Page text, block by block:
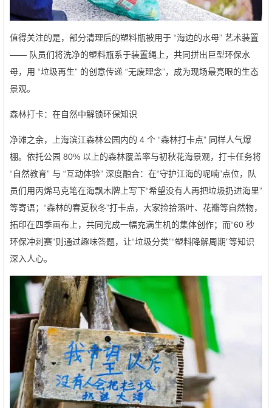
值得关注的是，部分清理后的塑料瓶被用于 “海边的水母” 艺术装置
—— 队员们将洗净的塑料瓶系于装置绳上，共同拼出巨型环保水
母，用 “垃圾再生” 的创意传递 “无废理念”，成为现场最亮眼的生态
景观。
森林打卡：在自然中解锁环保知识
净滩之余，上海滨江森林公园内的 4 个 “森林打卡点” 同样人气爆
棚。依托公园 80% 以上的森林覆盖率与初秋花海景观，打卡任务将
“自然教育” 与 “互动体验” 深度融合：在“守护江海的呢喃”点位，队
员们用丙烯马克笔在海飘木牌上写下“希望没有人再把垃圾扔进海里”
等寄语；“森林的春夏秋冬”打卡点，大家捡拾落叶、花瓣等自然物，
拓印在四季画布上，共同完成一幅充满生机的集体创作；而“60 秒
环保冲刺赛”则通过趣味答题，让“垃圾分类”“塑料降解周期”等知识
深入人心。